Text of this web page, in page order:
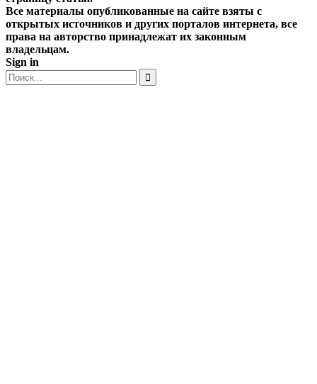
Все материалы опубликованные на сайте взяты с
открытых источников и других порталов интернета, все
права на авторство принадлежат их законным
владельцам.
Sign in